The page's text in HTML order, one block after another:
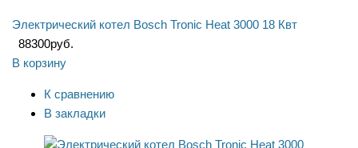
Электрический котел Bosch Tronic Heat 3000 18 Квт
88300руб.
В корзину
К сравнению
В закладки